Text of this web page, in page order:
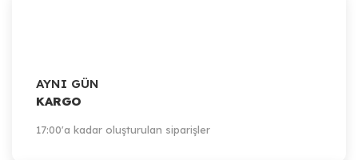
AYNI GÜN
KARGO
17:00'a kadar oluşturulan siparişler